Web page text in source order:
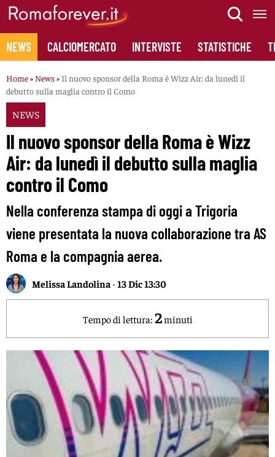
Skip
content
NEWS CALCIOMERCATO INTERVISTE STATISTICHE
Home» News» Il nuovo sponsor della Roma è Wizz Air: da lunedì il
debutto sulla maglia contro il Como
NEWS
Il nuovo sponsor della Roma è Wizz
Air: da lunedì il debutto sulla maglia
contro il Como
Nella conferenza stampa di oggi a Trigoria
viene presentata la nuova collaborazione tra AS
Roma e la compagnia aerea.
Melissa Landolina -13 Dic 13:30
Tempo di lettura: 2minuti